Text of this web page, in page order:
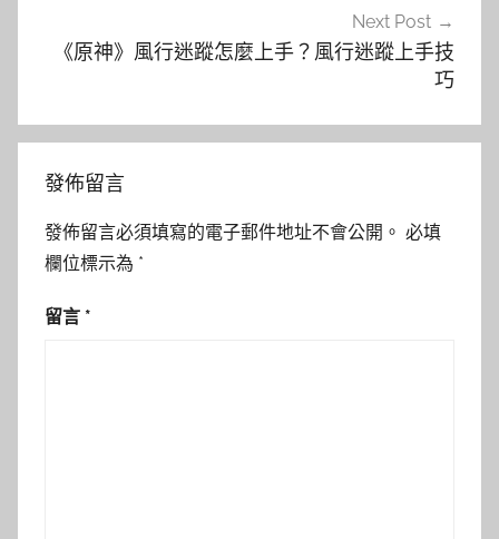
Next Post
《原神》風行迷蹤怎麼上手？風行迷蹤上手技
巧
發佈留言
發佈留言必須填寫的電子郵件地址不會公開。 必填
欄位標示為 *
留言 *